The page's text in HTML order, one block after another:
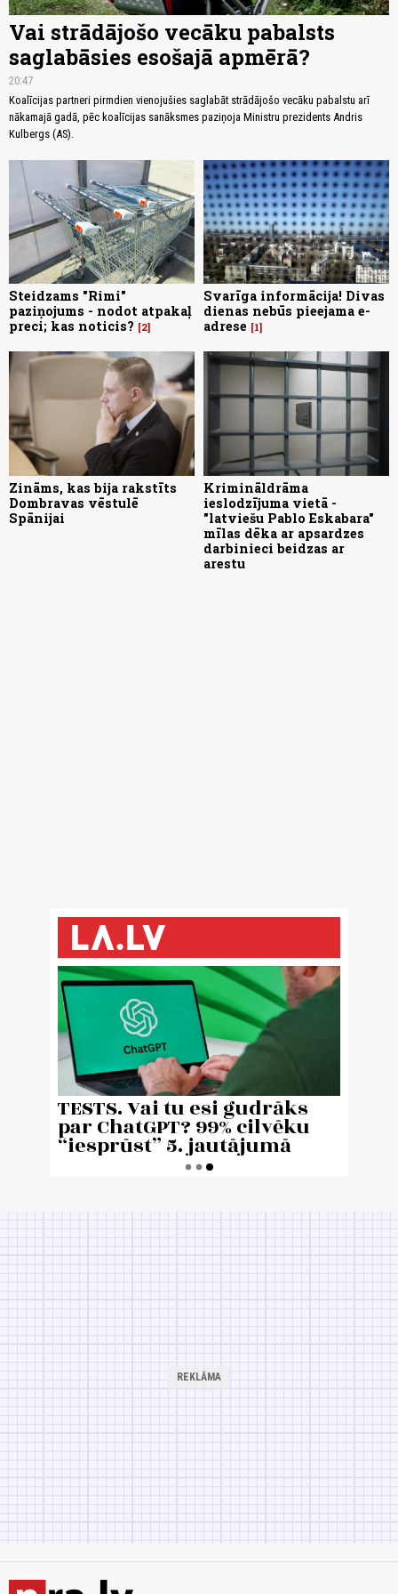
Vai strādājošo vecāku pabalsts
saglabāsies esošajā apmērā?
20:47
Koalīcijas partneri pirmdien vienojušies saglabāt strādājošo vecāku pabalstu arī
nākamajā gadā, pēc koalīcijas sanāksmes paziņoja Ministru prezidents Andris
Kulbergs (AS).
Steidzams "Rimi"
paziņojums - nodot atpakaļ
preci; kas noticis?
2
Svarīga informācija! Divas
dienas nebūs pieejama e-
adrese
1
Zināms, kas bija rakstīts
Dombravas vēstulē
Spānijai
Krimināldrāma
ieslodzījuma vietā -
"latviešu Pablo Eskabara"
mīlas dēka ar apsardzes
darbinieci beidzas ar
arestu